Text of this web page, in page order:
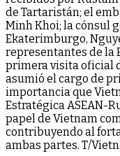
de Tartaristán; el
Minh Khoi; la cónsul
Ekaterimburgo,
representantes de la
primera visita oficial
asumió el cargo de
importancia que
Estratégica ASEAN-
papel de Vietnam
contribuyendo al
ambas partes. T/